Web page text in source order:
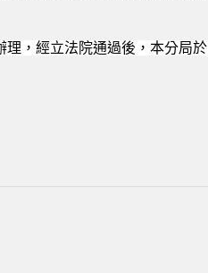
，經立法院通過後，本分局於